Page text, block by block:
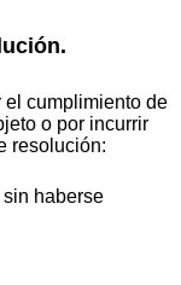
el cumplimiento de
o por incurrir
resolución:
haberse